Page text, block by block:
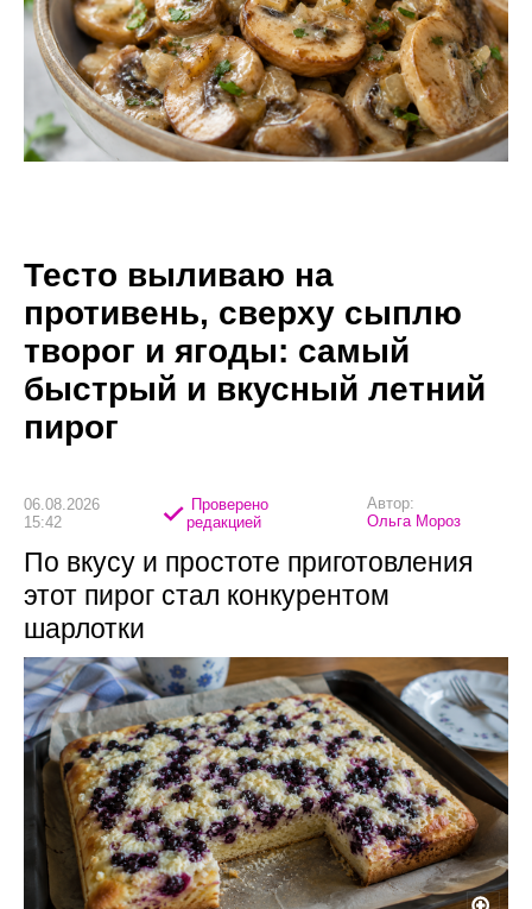
Тесто выливаю на
противень, сверху сыплю
творог и ягоды: самый
быстрый и вкусный летний
пирог
06.08.2026
15:42
Проверено
редакцией
Автор:
Ольга Мороз
По вкусу и простоте приготовления
этот пирог стал конкурентом
шарлотки